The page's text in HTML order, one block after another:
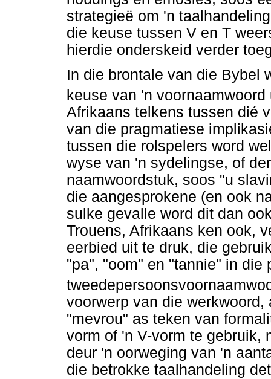
strategieë om 'n
die keuse tussen V en T
hierdie onderskeid verder
In die brontale van die Bybel
keuse van 'n voornaamwoord
Afrikaans telkens tussen dié
van die pragmatiese
tussen die rolspelers word
wyse van 'n sydelingse, of
naamwoordstuk, soos "u
die aangesprokene (en ook
sulke gevalle word dit dan
Trouens, Afrikaans ken ook,
eerbied uit te druk, die
"pa", "oom" en "tannie" in die
voorwerp van die
"mevrou" as teken van
vorm of 'n V-vorm te gebruik,
deur 'n oorweging van 'n
die betrokke taalhandeling